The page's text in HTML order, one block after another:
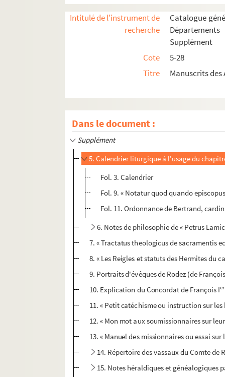
Intitulé de l'instrument de
recherche
Catalogue
Supplément
Cote
5-28
Titre
Manuscrits
Dans le document :
Supplément
5. Calendrier liturgique à l'usage du
Fol. 3. Calendrier
Fol. 9. « Notatur quod quando
Fol. 11. Ordonnance de Bertrand,
6. Notes de philosophie de « Petrus
7. « Tractatus theologicus de sacramentis
8. « Les Reigles et statuts des Hermites du
9. Portraits d'évêques de Rodez (de
10. Explication du Concordat de François Ier
11. « Petit catéchisme ou instruction sur
12. « Mon mot aux soumissionnaires sur
13. « Manuel des missionnaires ou essai
14. Répertoire des vassaux du Comte de
15. Notes héraldiques et généalogiques